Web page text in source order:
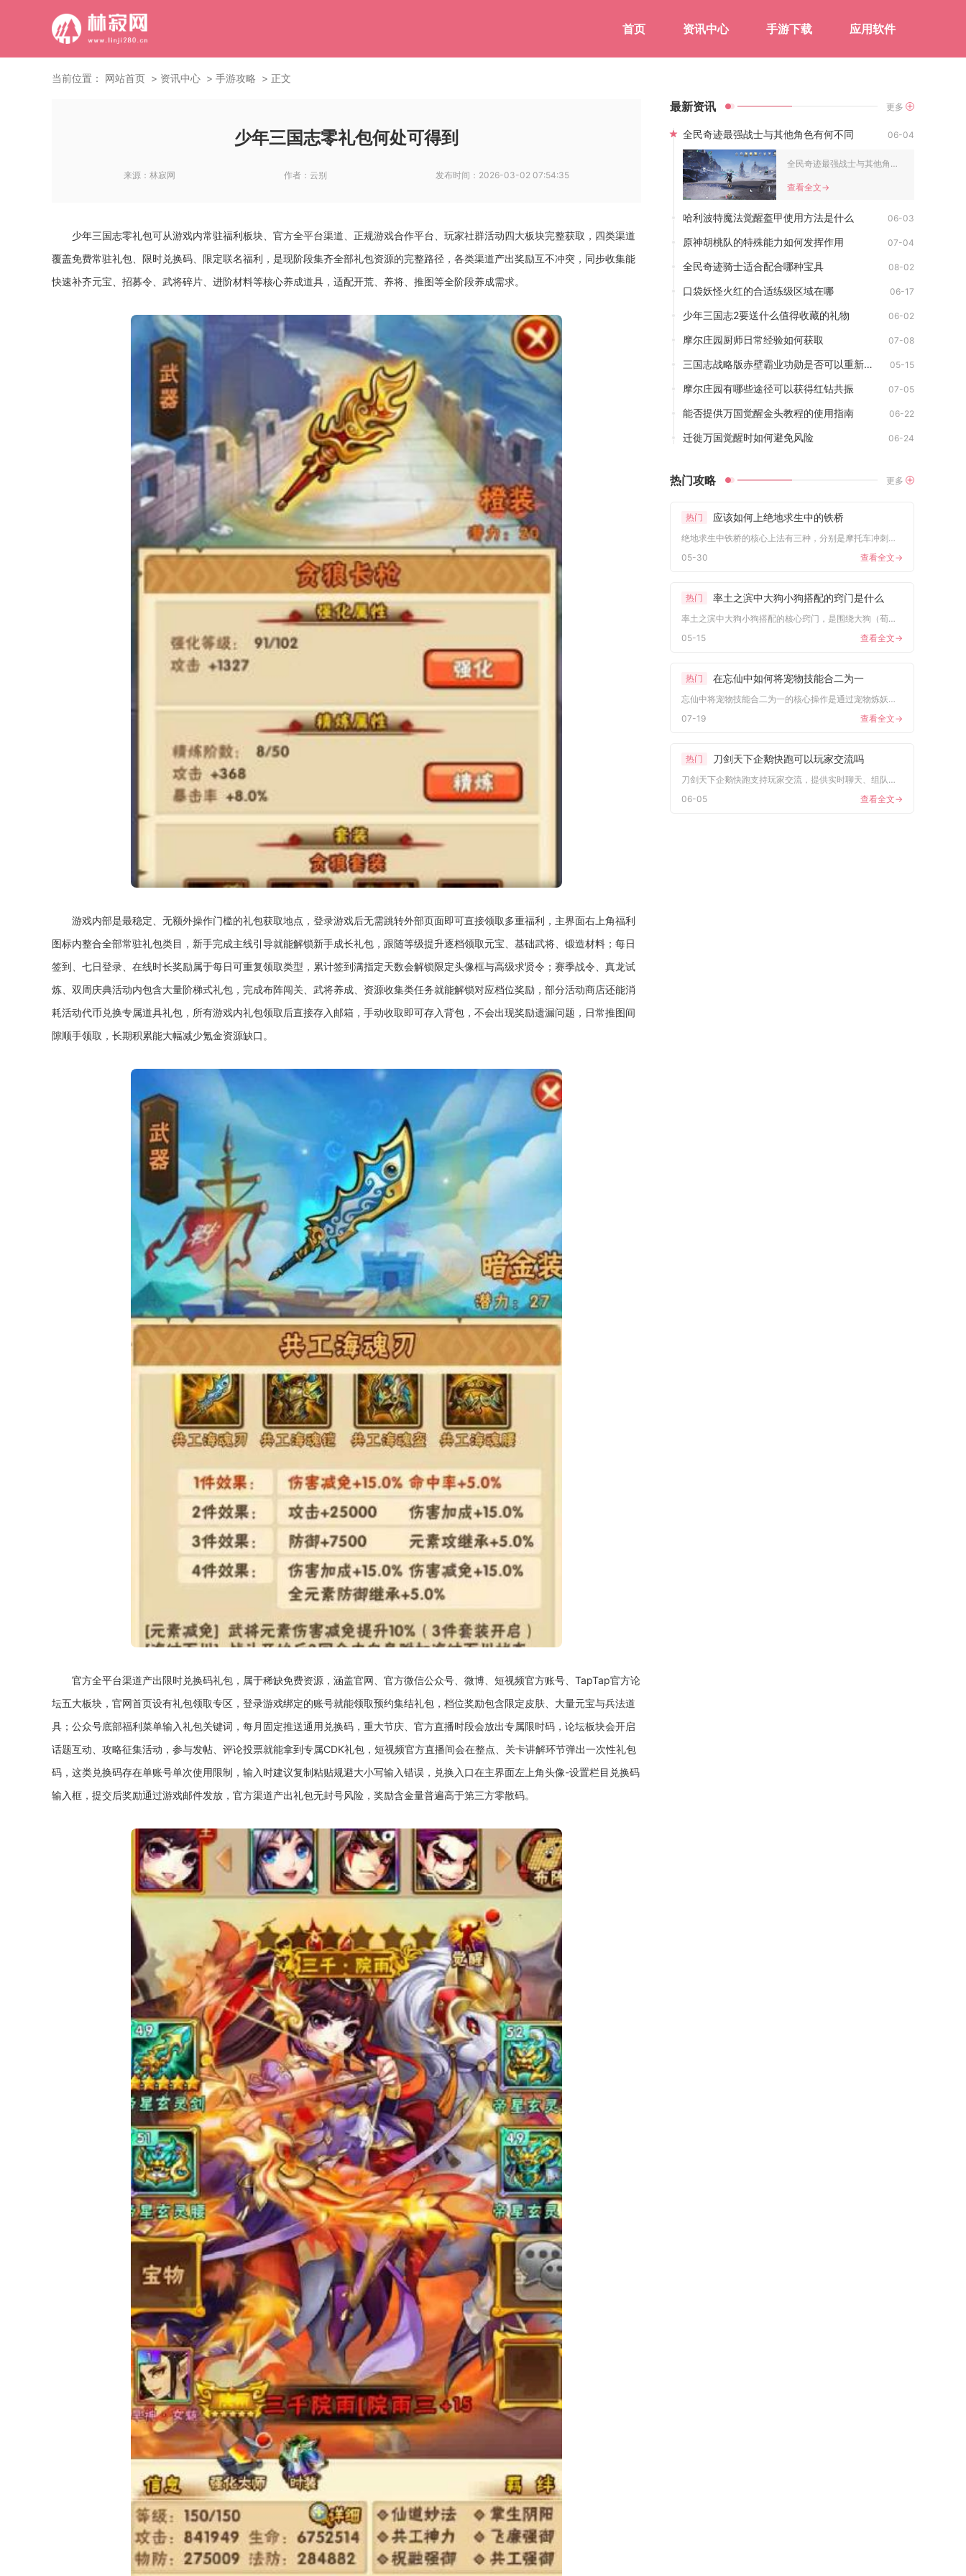
首页 资讯中心 手游下载 应用软件
当前位置： 网站首页 资讯中心 手游攻略 正文
少年三国志零礼包何处可得到
来源： 林寂网 作者： 云别 发布时间： 2026-03-02 07:54:35
少年三国志零礼包可从游戏内常驻福利板块、官方全平台渠道、正规游戏合作平台、玩家社群活动四大板块完整获取，四类渠道
覆盖免费常驻礼包、限时兑换码、限定联名福利，是现阶段集齐全部礼包资源的完整路径，各类渠道产出奖励互不冲突，同步收集能
快速补齐元宝、招募令、武将碎片、进阶材料等核心养成道具，适配开荒、养将、推图等全阶段养成需求。
游戏内部是最稳定、无额外操作门槛的礼包获取地点，登录游戏后无需跳转外部页面即可直接领取多重福利，主界面右上角福利
图标内整合全部常驻礼包类目，新手完成主线引导就能解锁新手成长礼包，跟随等级提升逐档领取元宝、基础武将、锻造材料；每日
签到、七日登录、在线时长奖励属于每日可重复领取类型，累计签到满指定天数会解锁限定头像框与高级求贤令；赛季战令、真龙试
炼、双周庆典活动内包含大量阶梯式礼包，完成布阵闯关、武将养成、资源收集类任务就能解锁对应档位奖励，部分活动商店还能消
耗活动代币兑换专属道具礼包，所有游戏内礼包领取后直接存入邮箱，手动收取即可存入背包，不会出现奖励遗漏问题，日常推图间
隙顺手领取，长期积累能大幅减少氪金资源缺口。
官方全平台渠道产出限时兑换码礼包，属于稀缺免费资源，涵盖官网、官方微信公众号、微博、短视频官方账号、TapTap官方论
坛五大板块，官网首页设有礼包领取专区，登录游戏绑定的账号就能领取预约集结礼包，档位奖励包含限定皮肤、大量元宝与兵法道
具；公众号底部福利菜单输入礼包关键词，每月固定推送通用兑换码，重大节庆、官方直播时段会放出专属限时码，论坛板块会开启
话题互动、攻略征集活动，参与发帖、评论投票就能拿到专属CDK礼包，短视频官方直播间会在整点、关卡讲解环节弹出一次性礼包
码，这类兑换码存在单账号单次使用限制，输入时建议复制粘贴规避大小写输入错误，兑换入口在主界面左上角头像-设置栏目兑换码
输入框，提交后奖励通过游戏邮件发放，官方渠道产出礼包无封号风险，奖励含金量普遍高于第三方零散码。
最新资讯 更多
全民奇迹最强战士与其他角色有何不同 06-04
全民奇迹最强战士与其他角色的核心差异，在于极致生存能力、近战...
查看全文->
哈利波特魔法觉醒盔甲使用方法是什么 06-03
原神胡桃队的特殊能力如何发挥作用 07-04
全民奇迹骑士适合配合哪种宝具 08-02
口袋妖怪火红的合适练级区域在哪 06-17
少年三国志2要送什么值得收藏的礼物 06-02
摩尔庄园厨师日常经验如何获取 07-08
三国志战略版赤壁霸业功勋是否可以重新更改 05-15
摩尔庄园有哪些途径可以获得红钻共振 07-05
能否提供万国觉醒金头教程的使用指南 06-22
迁徙万国觉醒时如何避免风险 06-24
热门攻略 更多
热门 应该如何上绝地求生中的铁桥
绝地求生中铁桥的核心上法有三种，分别是摩托车冲刺法、护栏攀爬...
05-30
查看全文->
热门 率土之滨中大狗小狗搭配的窍门是什么
率土之滨中大狗小狗搭配的核心窍门，是围绕大狗（荀彧）的高爆发...
05-15
查看全文->
热门 在忘仙中如何将宠物技能合二为一
忘仙中将宠物技能合二为一的核心操作是通过宠物炼妖合体界面，搭...
07-19
查看全文->
热门 刀剑天下企鹅快跑可以玩家交流吗
刀剑天下企鹅快跑支持玩家交流，提供实时聊天、组队互动及公会社...
06-05
查看全文->